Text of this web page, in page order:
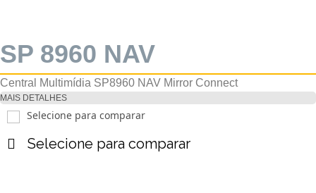
SP 8960 NAV
Central Multimídia SP8960 NAV Mirror Connect
MAIS DETALHES
Selecione para comparar
Selecione para comparar